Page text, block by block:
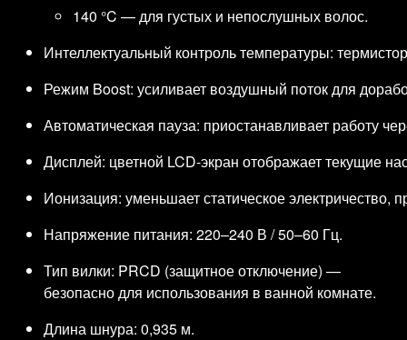
140 °C — для густых и непослушных волос.
Интеллектуальный контроль температуры:
Режим Boost: усиливает воздушный поток для
Автоматическая пауза: приостанавливает работу
Дисплей: цветной LCD‑экран отображает текущие
Ионизация: уменьшает статическое электричество,
Напряжение питания: 220–240 В / 50–60 Гц.
Тип вилки: PRCD (защитное отключение) —
безопасно для использования в ванной комнате.
Длина шнура: 0,935 м.